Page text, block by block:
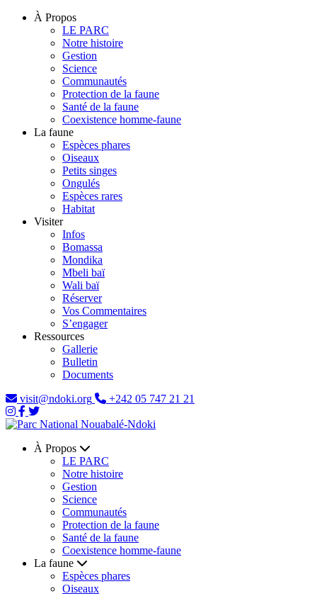
À Propos
LE PARC
Notre histoire
Gestion
Science
Communautés
Protection de la faune
Santé de la faune
Coexistence homme-faune
La faune
Espèces phares
Oiseaux
Petits singes
Ongulés
Espèces rares
Habitat
Visiter
Infos
Bomassa
Mondika
Mbeli baï
Wali baï
Réserver
Vos Commentaires
S’engager
Ressources
Gallerie
Bulletin
Documents
visit@ndoki.org
+242 05 747 21 21
À Propos
LE PARC
Notre histoire
Gestion
Science
Communautés
Protection de la faune
Santé de la faune
Coexistence homme-faune
La faune
Espèces phares
Oiseaux